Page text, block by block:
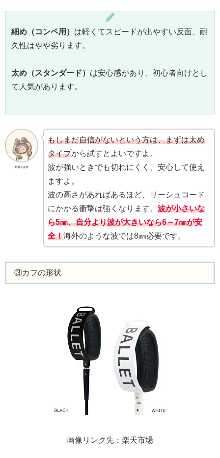
細め（コンペ用） は軽くてスピードが出やすい反面、耐
久性はやや劣ります。
太め（スタンダード） は安心感があり、初心者向けとし
て人気があります。
mi-tan
もしまだ自信がないという方は、まずは太め
タイプから試すとよいですよ。
波が強いときでも切れにくく、安心して使え
ますよ。
波の高さがあればあるほど、リーシュコード
にかかる衝撃は強くなります。波が小さいな
ら5㎜、自分より波が大きいなら6～7㎜が安
全！海外のような波では8㎜必要です。
③カフの形状
画像リンク先：楽天市場